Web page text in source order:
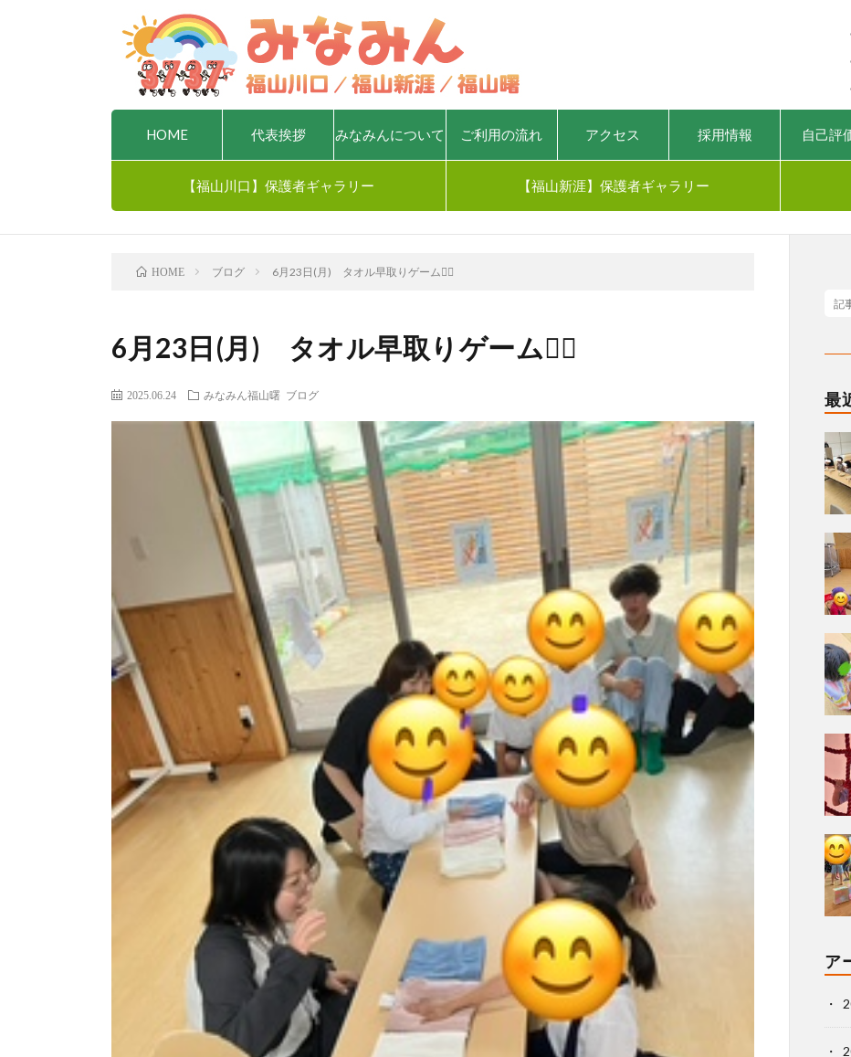
HOME 代表挨拶 みなみんについて ご利用の流れ アクセス 採用情報 自己評
【福山川口】保護者ギャラリー 【福山新涯】保護者ギャラリー
HOME ブログ 6月23日(月) タオル早取りゲーム🏳‍🌈
6月23日(月) タオル早取りゲーム🏳‍🌈
2025.06.24 みなみん福山曙 ブログ 最
ア